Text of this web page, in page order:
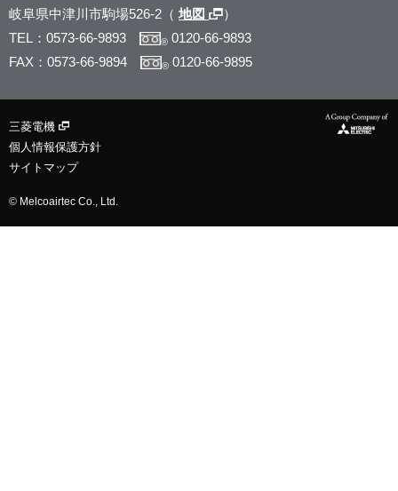
岐阜県中津川市駒場526-2（ 地図
）
TEL：0573-66-9893
® 0120-66-9893
FAX：0573-66-9894
® 0120-66-9895
三菱電機
個人情報保護方針
サイトマップ
© Melcoairtec Co., Ltd.